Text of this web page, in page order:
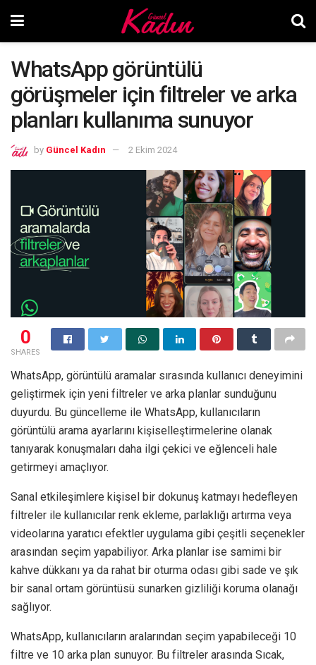
WhatsApp görüntülü
görüşmeler için filtreler ve arka
planları kullanıma sunuyor
by Güncel Kadın 2 Ekim 2024
0
SHARES
WhatsApp, görüntülü aramalar sırasında kullanıcı deneyimini
geliştirmek için yeni filtreler ve arka planlar sunduğunu
duyurdu. Bu güncelleme ile WhatsApp, kullanıcıların
görüntülü arama ayarlarını kişiselleştirmelerine olanak
tanıyarak konuşmaları daha ilgi çekici ve eğlenceli hale
getirmeyi amaçlıyor.
Sanal etkileşimlere kişisel bir dokunuş katmayı hedefleyen
filtreler ile kullanıcılar renk ekleme, parlaklığı artırma veya
videolarına yaratıcı efektler uygulama gibi çeşitli seçenekler
arasından seçim yapabiliyor. Arka planlar ise samimi bir
kahve dükkanı ya da rahat bir oturma odası gibi sade ve şık
bir sanal ortam görüntüsü sunarken gizliliği koruma olanağı
sağlıyor.
WhatsApp, kullanıcıların aralarından seçim yapabileceği 10
filtre ve 10 arka plan sunuyor. Bu filtreler arasında Sıcak,